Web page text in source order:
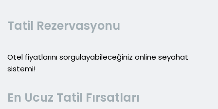
Tatil Rezervasyonu
Otel fiyatlarını sorgulayabileceğiniz online seyahat
sistemi!
En Ucuz Tatil Fırsatları